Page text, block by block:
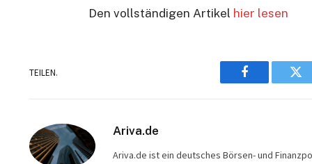
Den vollständigen Artikel hier lesen
TEILEN.
Facebook
Ariva.de
Ariva.de ist ein deutsches Börsen- und